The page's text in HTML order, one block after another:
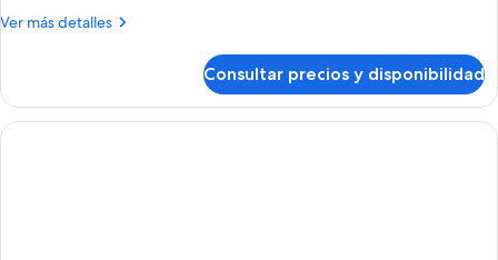
Ver más detalles
Más
familiar,
vistas
al
Consultar precios y disponibilidad